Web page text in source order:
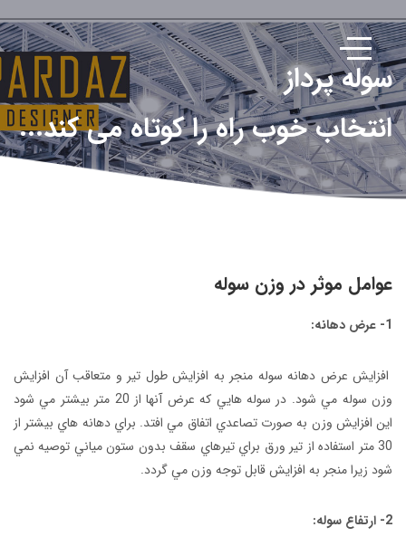
سوله پرداز
انتخاب خوب راه را کوتاه می کند...
عوامل موثر در وزن سوله
1- عرض دهانه:
افزايش عرض دهانه سوله منجر به افزايش طول تير و متعاقب آن افزايش
وزن سوله مي شود. در سوله هايي که عرض آنها از 20 متر بيشتر مي شود
اين افزايش وزن به صورت تصاعدي اتفاق مي افتد. براي دهانه هاي بيشتر از
30 متر استفاده از تير ورق براي تيرهاي سقف بدون ستون مياني توصيه نمي
شود زيرا منجر به افزايش قابل توجه وزن مي گردد.
2- ارتفاع سوله: